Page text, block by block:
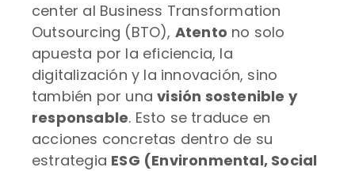
center al Business Transformation
Outsourcing (BTO), Atento no solo
apuesta por la eficiencia, la
digitalización y la innovación, sino
también por unavisión sostenible y
responsable. Esto se traduce en
acciones concretas dentro de su
estrategia ESG (Environmental, Social